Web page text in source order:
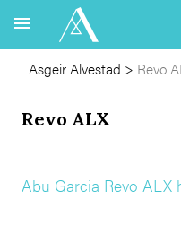
Asgeir Alvestad > Revo
Revo ALX
Abu Garcia Revo ALX